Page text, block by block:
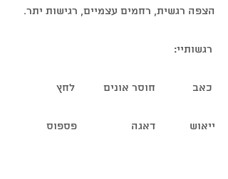
הצפה רגשית, רחמים עצמיים, רגישות יתר.
ייאוש            דאגה                   פספוס